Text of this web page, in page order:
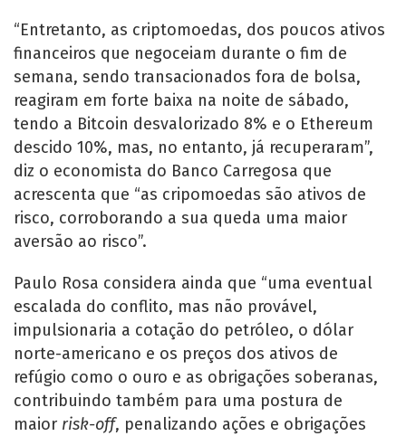
“Entretanto, as criptomoedas, dos poucos ativos
financeiros que negoceiam durante o fim de
semana, sendo transacionados fora de bolsa,
reagiram em forte baixa na noite de sábado,
tendo a Bitcoin desvalorizado 8% e o Ethereum
descido 10%, mas, no entanto, já recuperaram”,
diz o economista do Banco Carregosa que
acrescenta que “as cripomoedas são ativos de
risco, corroborando a sua queda uma maior
aversão ao risco”.
Paulo Rosa considera ainda que “uma eventual
escalada do conflito, mas não provável,
impulsionaria a cotação do petróleo, o dólar
norte-americano e os preços dos ativos de
refúgio como o ouro e as obrigações soberanas,
contribuindo também para uma postura de
maior risk-off, penalizando ações e obrigações